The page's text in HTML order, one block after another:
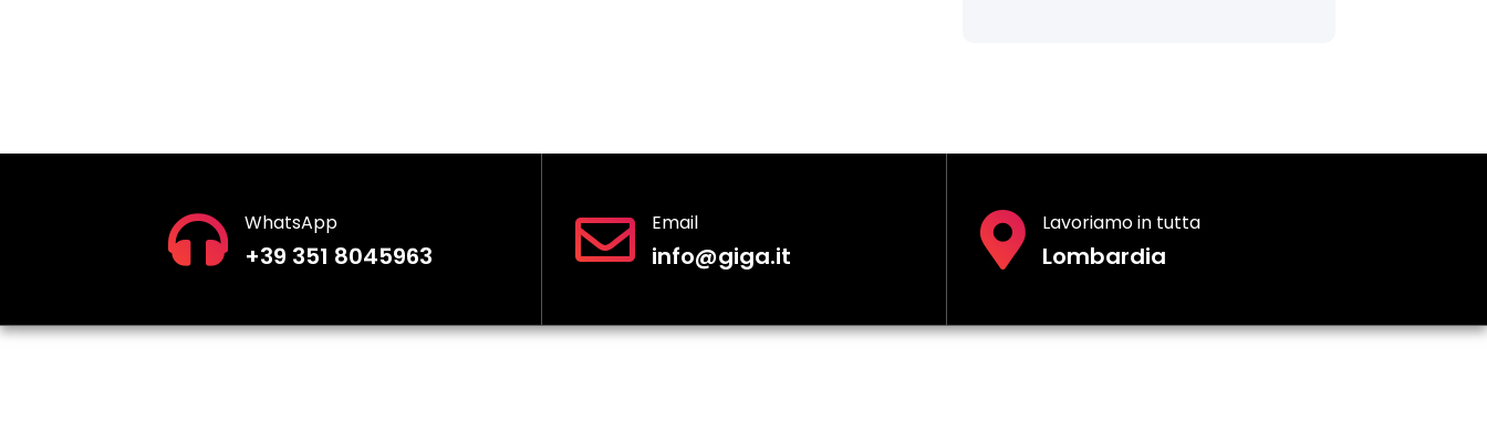
WhatsApp
+39 351 8045963
Email
info@giga.it
Lavoriamo in tutta
Lombardia